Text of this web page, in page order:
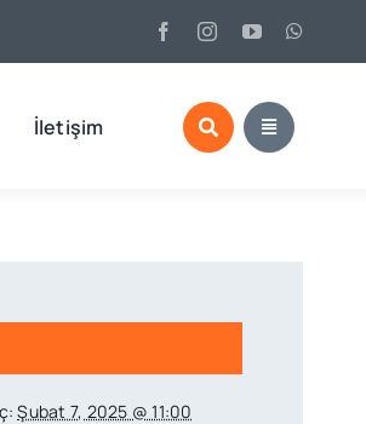
İletişim
Şubat 7, 2025 @ 11:00